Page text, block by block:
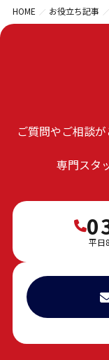
HOME お役立ち記事
ご質問やご相談
専門スタ
平日